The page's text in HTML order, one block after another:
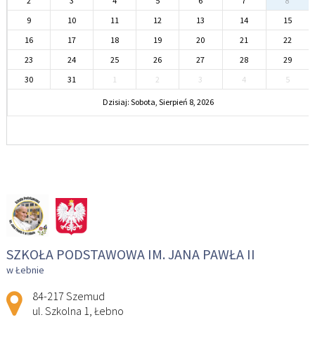
9
10 11 12 13 14
15
16
17 18 19 20 21
22
23
24 25 26 27 28
29
30
31 1 2 3 4 5
Dzisiaj: Sobota, Sierpień 8, 2026
SZKOŁA PODSTAWOWA IM. JANA PAWŁA II
w Łebnie
Adres pocztowy:
84-217 Szemud
ul. Szkolna 1, Łebno